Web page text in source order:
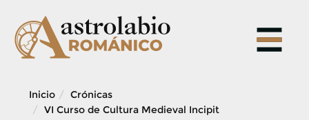
content
Inicio
Crónicas
VI Curso de Cultura Medieval Incipit